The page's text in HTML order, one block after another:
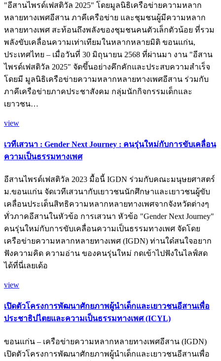
"อีสานไพรด์เฟสติวัล 2025" โดยมูลนิธิเครือข่ายความหลาก
หลายทางเพศอีสาน ภาคีเครือข่าย และชุมชนผู้มีความหลาก
หลายทางเพศ สะท้อนถึงพลังของชุมชนคนตัวเล็กตัวน้อย ที่รวม
พลังขับเคลื่อนความเท่าเทียมในหลากหลายมิติ ขอนแก่น,
ประเทศไทย – เมื่อวันที่ 30 มิถุนายน 2568 ที่ผ่านมา งาน "อีสาน
ไพรด์เฟสติวัล 2025" จัดขึ้นอย่างคึกคักและประสบความสำเร็จ
โดยมี มูลนิธิเครือข่ายความหลากหลายทางเพศอีสาน ร่วมกับ
ภาคีเครือข่ายภาคประชาสังคม กลุ่มนักกิจกรรมเด็กและ
เยาวชน…
view
เวทีเสวนา : Gender Next Journey : คนรุ่นใหม่กับการขับเคลื่อน
ความเป็นธรรมทางเพศ
อีสานไพรด์เฟสติวัล 2023 มื้อนี้ IGDN ร่วมกับคณะมนุษยศาสตร์
ม.ขอนแก่น จัดเวทีเสวนากับเยาวชนนักศึกษาและเยาวชนผู้ขับ
เคลื่อนประเด็นสิทธิความหลากหลายทางเพศจากจังหวัดต่างๆ
ทั่วภาคอีสานในหัวข้อ การเสวนา หัวข้อ "Gender Next Journey"
คนรุ่นใหม่กับการขับเคลื่อนความเป็นธรรมทางเพศ จัดโดย
เครือข่ายความหลากหลายทางเพศ (IGDN) ท่านใด๋สนใจอยาก
ฟังความคิด ความอ่าน ของคนรุ่นใหม่ กดเข้าไปฟังในไลฟ์สด
ได้ที่นี่เลยเด้อ
view
เปิดตัวโครงการพัฒนาศักยภาพผู้นำเด็กและเยาวชนอีสานเพื่อ
ประชาธิปไตยและความเป็นธรรมทางเพศ (ICYL)
ขอนแก่น – เครือข่ายความหลากหลายทางเพศอีสาน (IGDN)
เปิดตัวโครงการพัฒนาศักยภาพผู้นำเด็กและเยาวชนอีสานเพื่อ